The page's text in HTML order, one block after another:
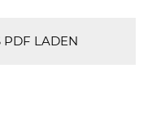
PDF LADEN